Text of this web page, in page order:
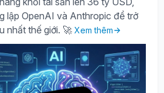
lập OpenAI và Anthropic để trở
nhất thế giới. 🚀 Xem thêm